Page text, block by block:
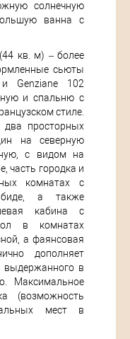
солнечную
ванна с
кв. м) – более
сьюты
Genziane 102
и спальню с
стиле.
просторных
на северную
с видом на
часть городка и
комнатах с
биде, а также
кабина с
в комнатах
а фаянсовая
дополняет
выдержанного в
Максимальное
(возможность
мест в